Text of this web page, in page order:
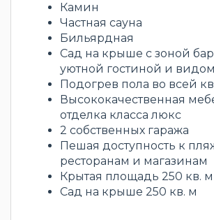
Камин
Частная сауна
Бильярдная
Сад на крыше с зоной
уютной гостиной и
Подогрев пола во всей
Высококачественная
отделка класса люкс
2 собственных гаража
Пешая доступность к
ресторанам и магазинам
Крытая площадь 250 кв. м
Сад на крыше 250 кв. м